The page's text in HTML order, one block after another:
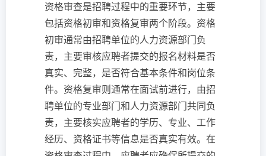
资格审查是招聘过程中的重要环节，主要
包括资格初审和资格复审两个阶段。资格
初审通常由招聘单位的人力资源部门负
责，主要审核应聘者提交的报名材料是否
真实、完整，是否符合基本条件和岗位条
件。资格复审则通常在面试前进行，由招
聘单位的专业部门和人力资源部门共同负
责，主要核实应聘者的学历、专业、工作
经历、资格证书等信息是否真实有效。在